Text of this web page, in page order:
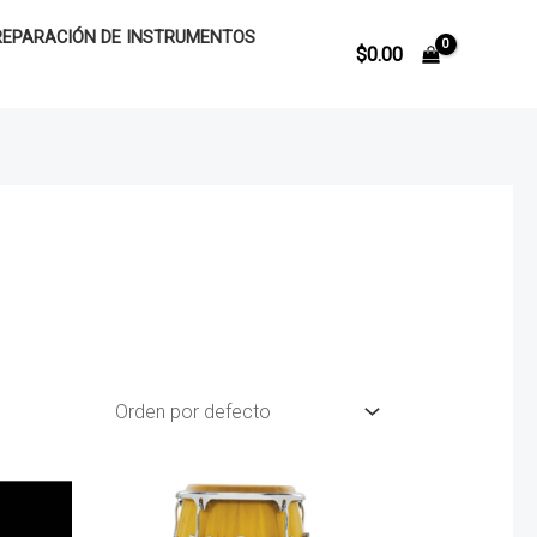
DE INSTRUMENTOS
$0.00